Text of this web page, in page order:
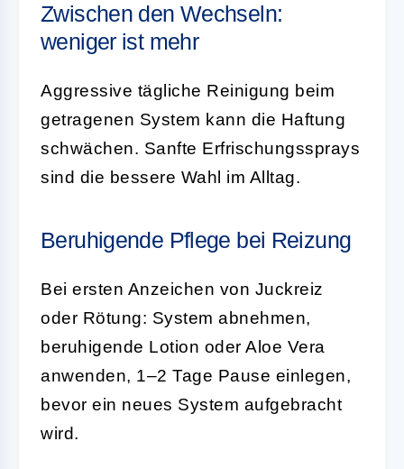
Zwischen den Wechseln:
weniger ist mehr
Aggressive tägliche Reinigung beim
getragenen System kann die Haftung
schwächen. Sanfte Erfrischungssprays
sind die bessere Wahl im Alltag.
Beruhigende Pflege bei Reizung
Bei ersten Anzeichen von Juckreiz
oder Rötung: System abnehmen,
beruhigende Lotion oder Aloe Vera
anwenden, 1–2 Tage Pause einlegen,
bevor ein neues System aufgebracht
wird.